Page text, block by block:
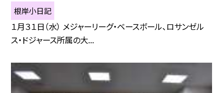
根岸小日記
１月３１日（水） メジャーリーグ・ベースボール、ロサンゼル
ス・ドジャース所属の大...